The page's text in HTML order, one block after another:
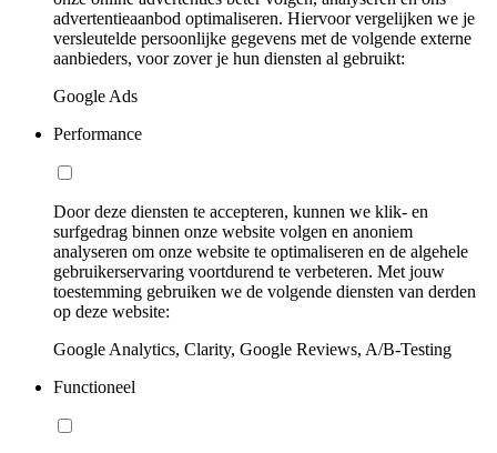
advertentieaanbod optimaliseren. Hiervoor vergelijken we je
versleutelde persoonlijke gegevens met de volgende externe
aanbieders, voor zover je hun diensten al gebruikt:
Google Ads
Performance
Door deze diensten te accepteren, kunnen we klik- en
surfgedrag binnen onze website volgen en anoniem
analyseren om onze website te optimaliseren en de algehele
gebruikerservaring voortdurend te verbeteren. Met jouw
toestemming gebruiken we de volgende diensten van derden
op deze website:
Google Analytics, Clarity, Google Reviews, A/B-Testing
Functioneel